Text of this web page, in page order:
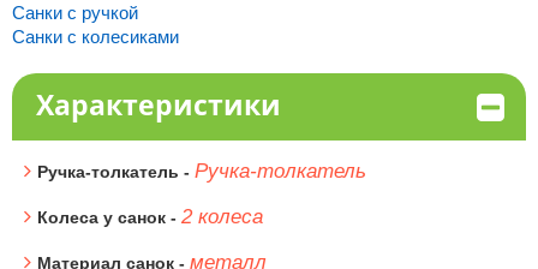
Санки с ручкой
Санки с колесиками
Характеристики
Ручка-толкатель - Ручка-толкатель
Колеса у санок - 2 колеса
Материал санок - металл